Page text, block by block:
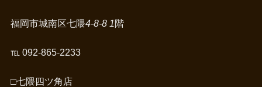
福岡市城南区七隈4-8-8 1階
℡ 092-865-2233
□七隈四ツ角店